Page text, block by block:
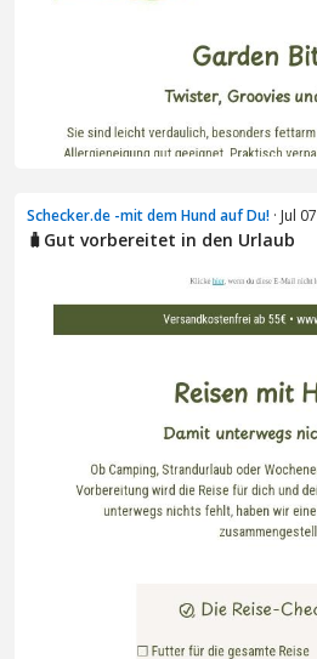
Schecker.de -mit dem Hund auf Du! · Jul 07
🧳Gut vorbereitet in den Urlaub